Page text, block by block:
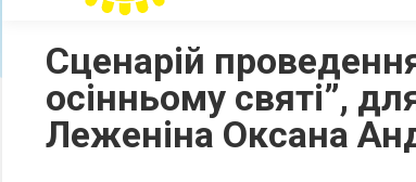
Сценарій
осінньому святі”,
Леженіна Оксана